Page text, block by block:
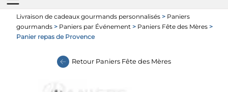
Livraison de cadeaux gourmands personnalisés > Paniers
gourmands > Paniers par Événement > Paniers Fête des Mères >
Panier repas de Provence
Retour Paniers Fête des Mères